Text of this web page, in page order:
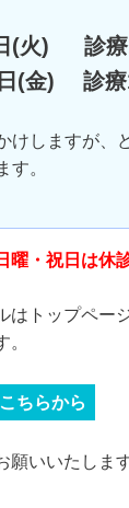
(火) 診療
(金) 診療
けしますが、
す。
曜・祝日は休
はトップペー
ちらから
願いいたします